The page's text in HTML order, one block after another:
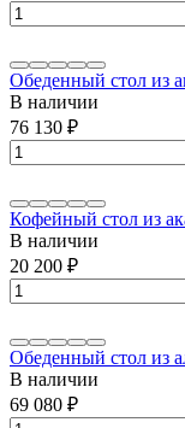
Обеденный стол из
В наличии
76 130 ₽
Кофейный стол из
В наличии
20 200 ₽
Обеденный стол из
В наличии
69 080 ₽